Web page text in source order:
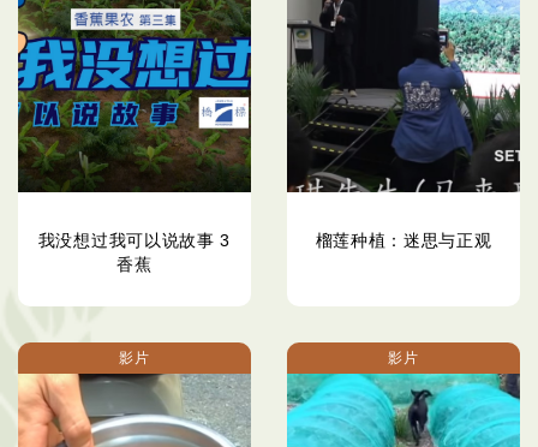
我没想过我可以说故事 3
香蕉
榴莲种植：迷思与正观
影片 影片